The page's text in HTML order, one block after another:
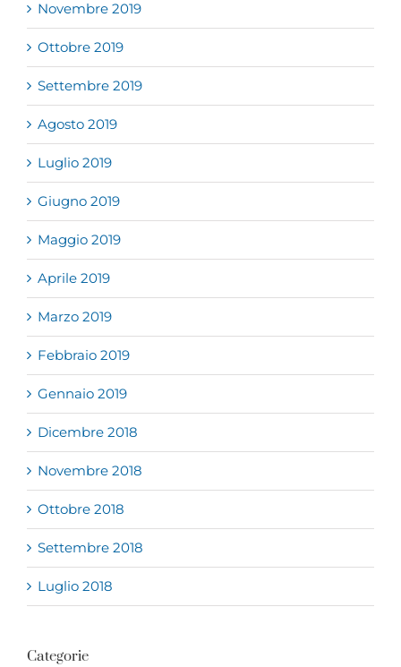
Novembre 2019
Ottobre 2019
Settembre 2019
Agosto 2019
Luglio 2019
Giugno 2019
Maggio 2019
Aprile 2019
Marzo 2019
Febbraio 2019
Gennaio 2019
Dicembre 2018
Novembre 2018
Ottobre 2018
Settembre 2018
Luglio 2018
Categorie